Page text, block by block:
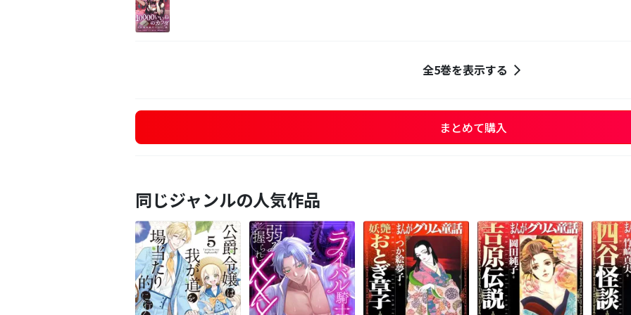
全5巻を表示する
まとめて購入
同じジャンルの人気作品